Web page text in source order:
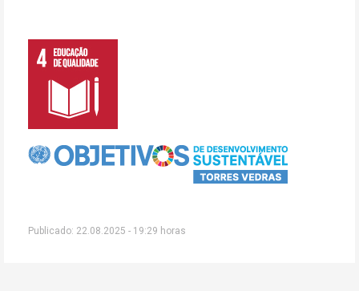
Publicado: 22.08.2025 - 19:29 horas